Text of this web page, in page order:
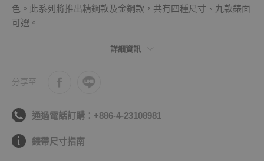
色。此系列將推出精鋼款及金鋼款，共有四種尺寸、九款錶面
可選。
詳細資訊
分享至
通過電話訂購：+886-4-23108981
錶帶尺寸指南